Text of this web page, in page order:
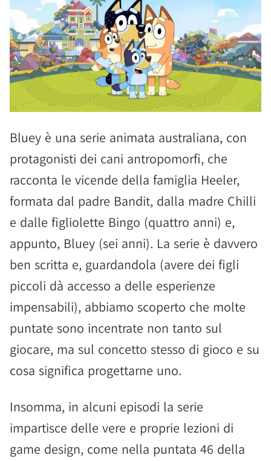
Bluey è una serie animata australiana, con
protagonisti dei cani antropomorfi, che
racconta le vicende della famiglia Heeler,
formata dal padre Bandit, dalla madre Chilli
e dalle figliolette Bingo (quattro anni) e,
appunto, Bluey (sei anni). La serie è davvero
ben scritta e, guardandola (avere dei figli
piccoli dà accesso a delle esperienze
impensabili), abbiamo scoperto che molte
puntate sono incentrate non tanto sul
giocare, ma sul concetto stesso di gioco e su
cosa significa progettarne uno.
Insomma, in alcuni episodi la serie
impartisce delle vere e proprie lezioni di
game design, come nella puntata 46 della